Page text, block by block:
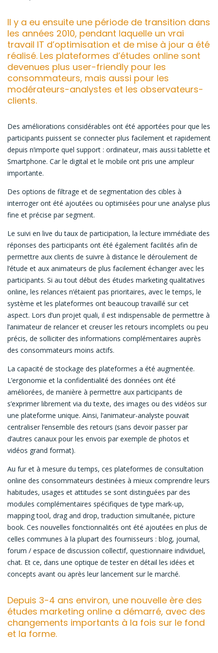
Il y a eu ensuite une période de transition dans
les années 2010, pendant laquelle un vrai
travail IT d’optimisation et de mise à jour a été
réalisé. Les plateformes d’études online sont
devenues plus user-friendly pour les
consommateurs, mais aussi pour les
modérateurs-analystes et les observateurs-
clients.
Des améliorations considérables ont été apportées pour que les
participants puissent se connecter plus facilement et rapidement
depuis n’importe quel support : ordinateur, mais aussi tablette et
Smartphone. Car le digital et le mobile ont pris une ampleur
importante.
Des options de filtrage et de segmentation des cibles à
interroger ont été ajoutées ou optimisées pour une analyse plus
fine et précise par segment.
Le suivi en live du taux de participation, la lecture immédiate des
réponses des participants ont été également facilités afin de
permettre aux clients de suivre à distance le déroulement de
l’étude et aux animateurs de plus facilement échanger avec les
participants. Si au tout début des études marketing qualitatives
online, les relances n’étaient pas prioritaires, avec le temps, le
système et les plateformes ont beaucoup travaillé sur cet
aspect. Lors d’un projet quali, il est indispensable de permettre à
l’animateur de relancer et creuser les retours incomplets ou peu
précis, de solliciter des informations complémentaires auprès
des consommateurs moins actifs.
La capacité de stockage des plateformes a été augmentée.
L’ergonomie et la confidentialité des données ont été
améliorées, de manière à permettre aux participants de
s’exprimer librement via du texte, des images ou des vidéos sur
une plateforme unique. Ainsi, l’animateur-analyste pouvait
centraliser l’ensemble des retours (sans devoir passer par
d’autres canaux pour les envois par exemple de photos et
vidéos grand format).
Au fur et à mesure du temps, ces plateformes de consultation
online des consommateurs destinées à mieux comprendre leurs
habitudes, usages et attitudes se sont distinguées par des
modules complémentaires spécifiques de type mark-up,
mapping tool, drag and drop, traduction simultanée, picture
book. Ces nouvelles fonctionnalités ont été ajoutées en plus de
celles communes à la plupart des fournisseurs : blog, journal,
forum / espace de discussion collectif, questionnaire individuel,
chat. Et ce, dans une optique de tester en détail les idées et
concepts avant ou après leur lancement sur le marché.
Depuis 3-4 ans environ, une nouvelle ère des
études marketing online a démarré, avec des
changements importants à la fois sur le fond
et la forme.